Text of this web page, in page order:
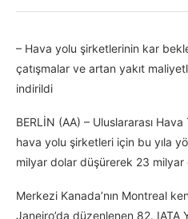
– Hava yolu şirketlerinin kar
çatışmalar ve artan yakıt
indirildi
BERLİN (AA) – Uluslararası Hava
hava yolu şirketleri için bu yıla
milyar dolar düşürerek 23
Merkezi Kanada’nın Montreal
Janeiro’da düzenlenen 82. IATA